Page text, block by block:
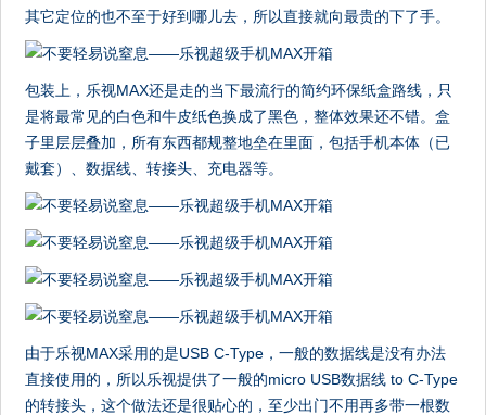
其它定位的也不至于好到哪儿去，所以直接就向最贵的下了手。
包装上，乐视MAX还是走的当下最流行的简约环保纸盒路线，只
是将最常见的白色和牛皮纸色换成了黑色，整体效果还不错。盒
子里层层叠加，所有东西都规整地垒在里面，包括手机本体（已
戴套）、数据线、转接头、充电器等。
由于乐视MAX采用的是USB C-Type，一般的数据线是没有办法
直接使用的，所以乐视提供了一般的micro USB数据线 to C-Type
的转接头，这个做法还是很贴心的，至少出门不用再多带一根数